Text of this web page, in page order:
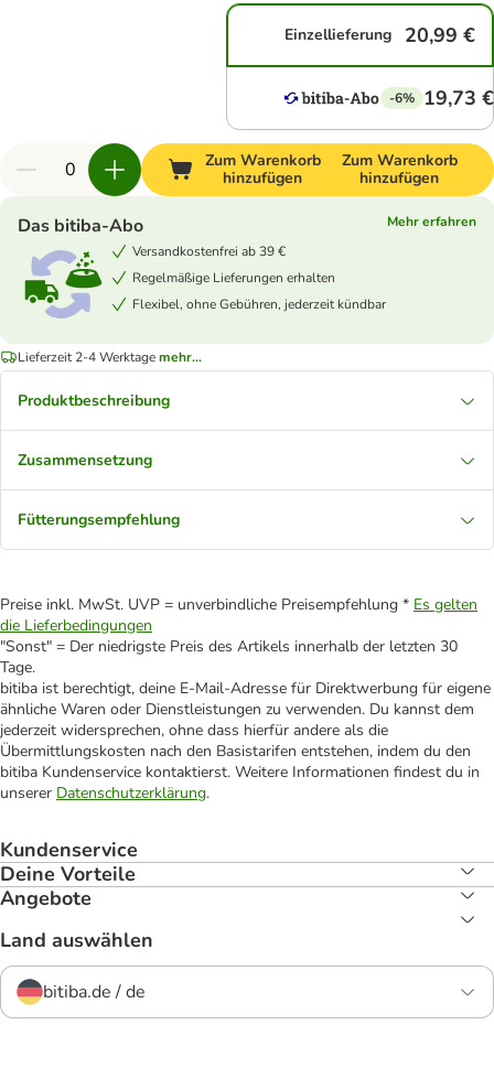
Einzellieferung 20,99 €
-6% 19,73 €
Zum Warenkorb
hinzufügen
Zum Warenkorb
hinzufügen
Das bitiba-Abo
Mehr erfahren
Versandkostenfrei ab 39 €
Regelmäßige Lieferungen erhalten
Flexibel, ohne Gebühren, jederzeit kündbar
Lieferzeit 2-4 Werktagemehr...
Produktbeschreibung
Zusammensetzung
Fütterungsempfehlung
Preise inkl. MwSt. UVP = unverbindliche Preisempfehlung * Es gelten
die Lieferbedingungen
"Sonst" = Der niedrigste Preis des Artikels innerhalb der letzten 30
Tage.
bitiba ist berechtigt, deine E-Mail-Adresse für Direktwerbung für eigene
ähnliche Waren oder Dienstleistungen zu verwenden. Du kannst dem
jederzeit widersprechen, ohne dass hierfür andere als die
Übermittlungskosten nach den Basistarifen entstehen, indem du den
bitiba Kundenservice kontaktierst. Weitere Informationen findest du in
unserer Datenschutzerklärung.
Kundenservice
Deine Vorteile
Angebote
Land auswählen
bitiba.de / de